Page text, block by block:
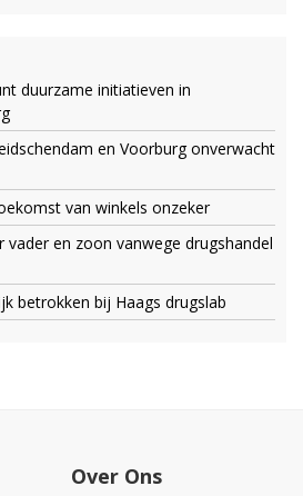
duurzame initiatieven in
en Voorburg onverwacht
van winkels onzeker
vader en zoon vanwege drugshandel
betrokken bij Haags drugslab
Over Ons